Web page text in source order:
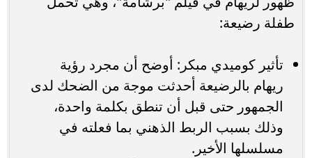
طفلة رضيعة:
تأثير كوميدي مبكر: أوضح أن مجرد رؤية
ريهام بالرضيعة أحدثت موجة من الضحك لدى
الجمهور حتى قبل أن تنطق بكلمة واحدة،
وذلك بسبب الربط الذهني بما فعلته في
مسلسلها الأخير.